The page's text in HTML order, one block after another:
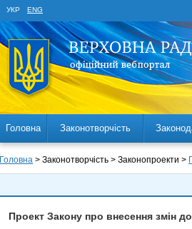
УКР ENG
Головна Законотворчість
Головна > Законотворчість > Законопроекти >
Проект Закону про внесення змін